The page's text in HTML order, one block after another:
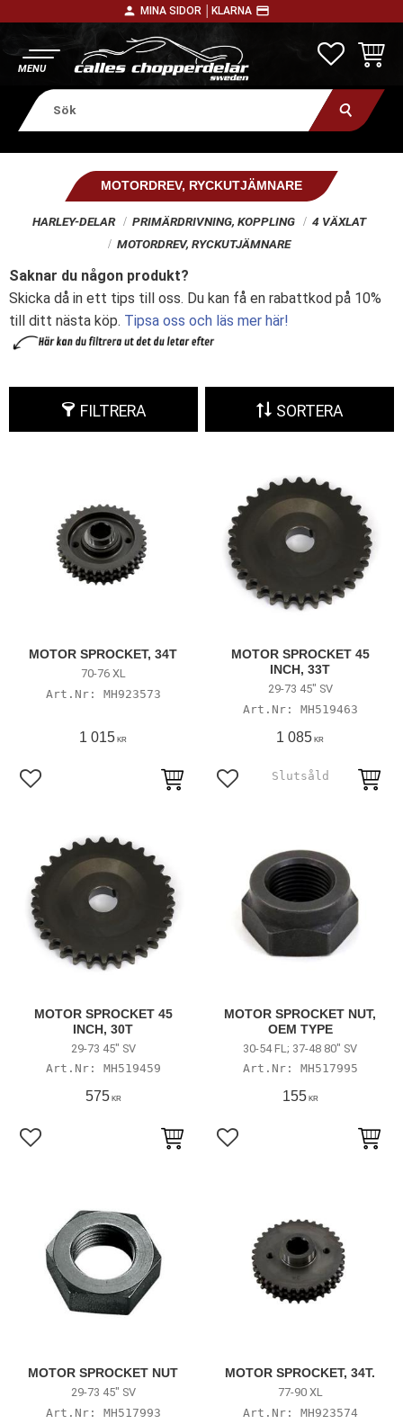
person MINA SIDOR │ KLARNA payment
MOTORDREV, RYCKUTJÄMNARE
HARLEY-DELAR PRIMÄRDRIVNING, KOPPLING
4 VÄXLAT
MOTORDREV, RYCKUTJÄMNARE
Saknar du någon produkt?
Skicka då in ett tips till oss. Du kan få en rabattkod på 10%
till ditt nästa köp. Tipsa oss och läs mer här!
FILTRERA SORTERA
MOTOR SPROCKET, 34T
70-76 XL
MH923573
1 015 KR
Lägg till i favoriter
MOTOR SPROCKET 45
INCH, 33T
29-73 45" SV
MH519463
1 085 KR
Lägg till i favoriter
MOTOR SPROCKET 45
INCH, 30T
29-73 45" SV
MH519459
575KR
Lägg till i favoriter
MOTOR SPROCKET NUT,
OEM TYPE
30-54 FL; 37-48 80" SV
MH517995
155KR
Lägg till i favoriter
MOTOR SPROCKET NUT
29-73 45" SV
MH517993
MOTOR SPROCKET, 34T.
77-90 XL
MH923574